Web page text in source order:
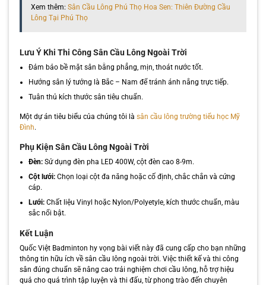
Xem thêm: Sân Cầu Lông Phú Thọ Hoa Sen: Thiên Đường Cầu
Lông Tại Phú Thọ
Lưu Ý Khi Thi Công Sân Cầu Lông Ngoài Trời
Đảm bảo bề mặt sân bằng phẳng, mịn, thoát nước tốt.
Hướng sân lý tưởng là Bắc – Nam để tránh ánh nắng trực tiếp.
Tuân thủ kích thước sân tiêu chuẩn.
Một dự án tiêu biểu của chúng tôi là sân cầu lông trường tiểu học Mỹ
Đình.
Phụ Kiện Sân Cầu Lông Ngoài Trời
Đèn:Sử dụng đèn pha LED 400W, cột đèn cao 8-9m.
Cột lưới:Chọn loại cột đa năng hoặc cố định, chắc chắn và cứng
cáp.
Lưới:Chất liệu Vinyl hoặc Nylon/Polyetyle, kích thước chuẩn, màu
sắc nổi bật.
Kết Luận
Quốc Việt Badminton hy vọng bài viết này đã cung cấp cho bạn những
thông tin hữu ích về sân cầu lông ngoài trời. Việc thiết kế và thi công
sân đúng chuẩn sẽ nâng cao trải nghiệm chơi cầu lông, hỗ trợ hiệu
quả cho quá trình tập luyện và thi đấu, từ phong trào đến chuyên